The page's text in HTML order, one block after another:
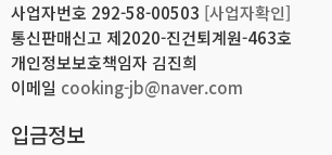
사업자번호 292-58-00503 [사업자확인]
통신판매신고 제2020-진건퇴계원-463호
개인정보보호책임자 김진희
이메일 cooking-jb@naver.com
입금정보